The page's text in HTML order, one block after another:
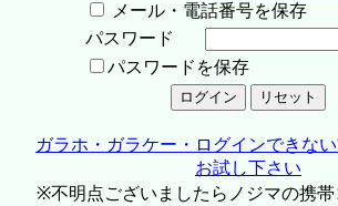
メール・電話番号を保存
パスワード
パスワードを保存
ガラホ・ガラケー・ログインできな
お試し下さい
※不明点ございましたらノジマの携